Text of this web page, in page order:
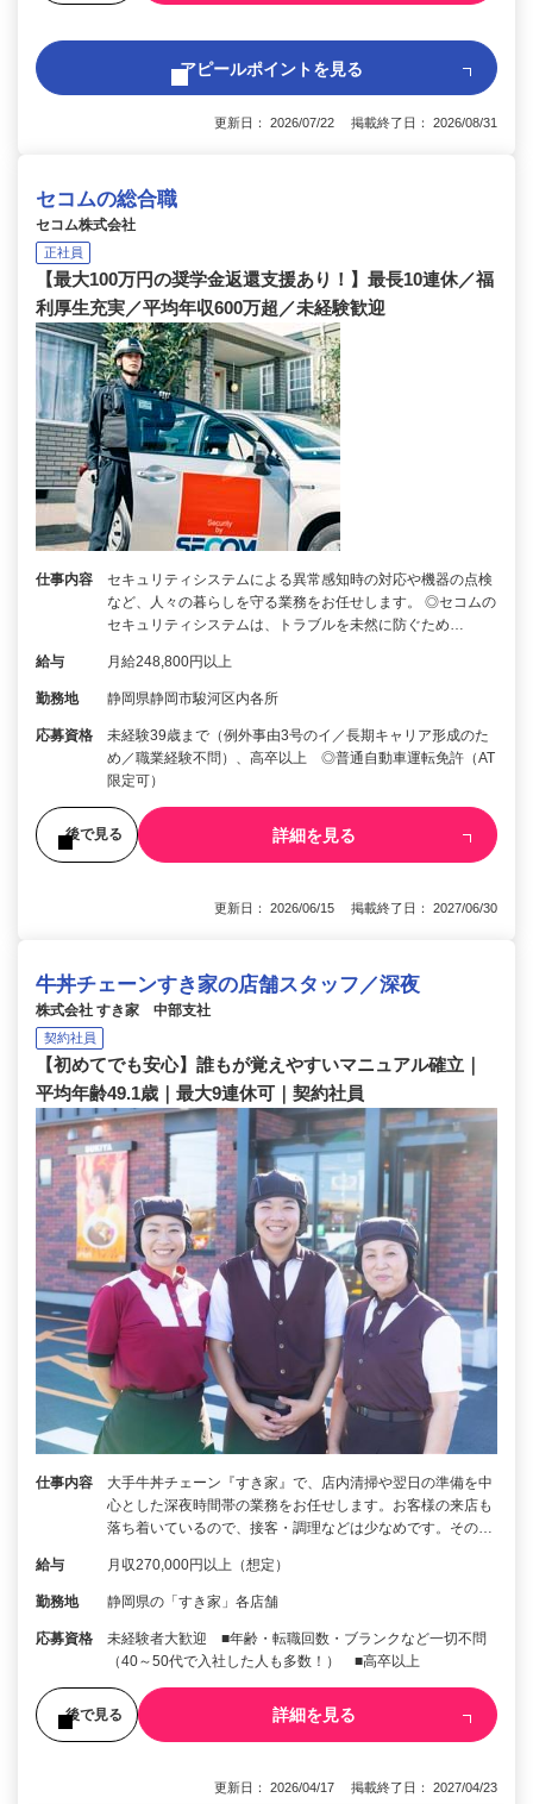
アピールポイントを見る
更新日： 2026/07/22 掲載終了日： 2026/08/31
セコムの総合職
セコム株式会社
正社員
【最大100万円の奨学金返還支援あり！】最長10連休／福
利厚生充実／平均年収600万超／未経験歓迎
仕事内容
セキュリティシステムによる異常感知時の対応や機器の点検
など、人々の暮らしを守る業務をお任せします。 ◎セコムの
セキュリティシステムは、トラブルを未然に防ぐため…
給与 月給248,800円以上
勤務地 静岡県静岡市駿河区内各所
応募資格
未経験39歳まで（例外事由3号のイ／長期キャリア形成のた
め／職業経験不問）、高卒以上 ◎普通自動車運転免許（AT
限定可）
後で見る 詳細を見る
更新日： 2026/06/15 掲載終了日： 2027/06/30
牛丼チェーンすき家の店舗スタッフ／深夜
株式会社 すき家 中部支社
契約社員
【初めてでも安心】誰もが覚えやすいマニュアル確立｜
平均年齢49.1歳｜最大9連休可｜契約社員
仕事内容
大手牛丼チェーン『すき家』で、店内清掃や翌日の準備を中
心とした深夜時間帯の業務をお任せします。お客様の来店も
落ち着いているので、接客・調理などは少なめです。その…
給与 月収270,000円以上（想定）
勤務地 静岡県の「すき家」各店舗
応募資格
未経験者大歓迎 ■年齢・転職回数・ブランクなど一切不問
（40～50代で入社した人も多数！） ■高卒以上
後で見る 詳細を見る
更新日： 2026/04/17 掲載終了日： 2027/04/23